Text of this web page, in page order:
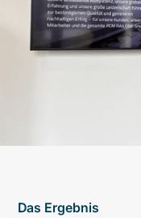
Das Ergebnis